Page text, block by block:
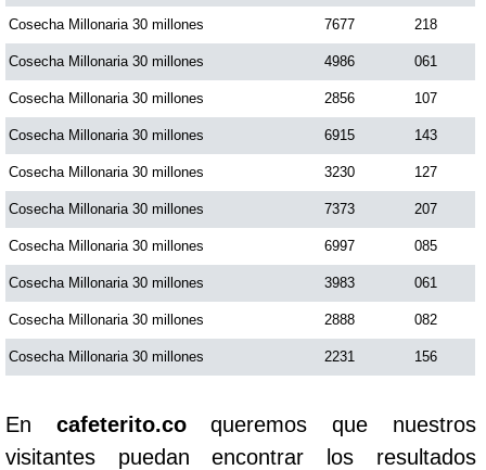
Cosecha Millonaria 30 millones 7677 218
Cosecha Millonaria 30 millones 4986 061
Cosecha Millonaria 30 millones 2856 107
Cosecha Millonaria 30 millones 6915 143
Cosecha Millonaria 30 millones 3230 127
Cosecha Millonaria 30 millones 7373 207
Cosecha Millonaria 30 millones 6997 085
Cosecha Millonaria 30 millones 3983 061
Cosecha Millonaria 30 millones 2888 082
Cosecha Millonaria 30 millones 2231 156
En cafeterito.coqueremos que nuestros
visitantes puedan encontrar los resultados